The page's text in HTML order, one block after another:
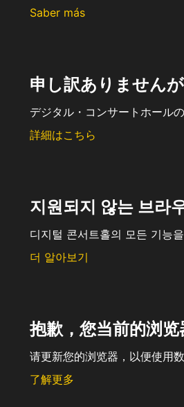
Saber más
申し訳ありません
デジタル・コンサートホール
詳細はこちら
지원되지 않는 브라
디지털 콘서트홀의 모든 기능
더 알아보기
抱歉，您当前的浏
请更新您的浏览器，以便使用
了解更多